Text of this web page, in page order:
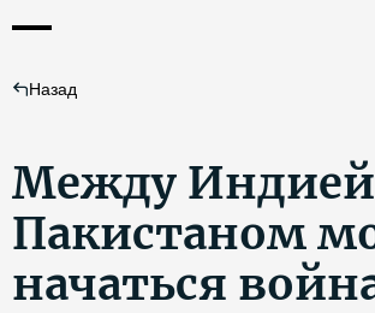
Назад
Между
Пакистаном
начаться